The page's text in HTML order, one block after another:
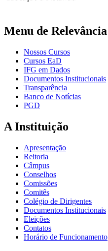
Menu de Relevância
Nossos Cursos
Cursos EaD
IFG em Dados
Documentos Institucionais
Transparência
Banco de Notícias
PGD
A Instituição
Apresentação
Reitoria
Câmpus
Conselhos
Comissões
Comitês
Colégio de Dirigentes
Documentos Institucionais
Eleições
Contatos
Horário de Funcionamento